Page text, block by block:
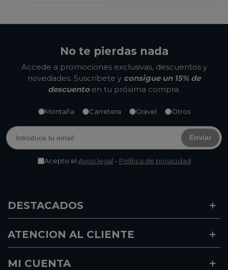
No te pierdas nada
Accede a promociones exclusivas, descuentos y
novedades. Suscríbete y consigue un 15% de
descuentoen tu próxima compra.
Montaña Carretera Gravel Otros
Enviar
Acepto el Aviso legal - Política de privacidad
DESTACADOS
ATENCION AL CLIENTE
MI CUENTA